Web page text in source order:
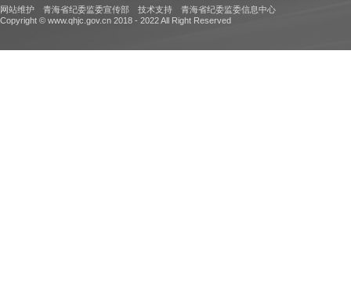
网站维护 青海省纪委监委宣传部 技术支持 青海省纪委监委信息中心
Copyright © www.qhjc.gov.cn 2018 - 2022 All Right Reserved